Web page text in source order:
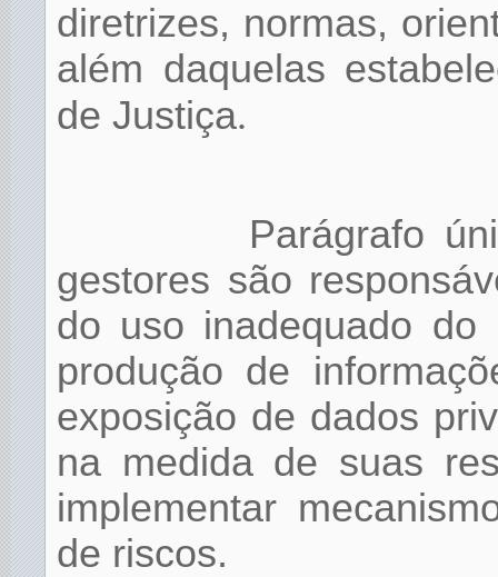
diretrizes, normas,
além daquelas
de Justiça.
Parágrafo
gestores são
do uso inadequado
produção de
exposição de dados
na medida de suas
implementar
de riscos.